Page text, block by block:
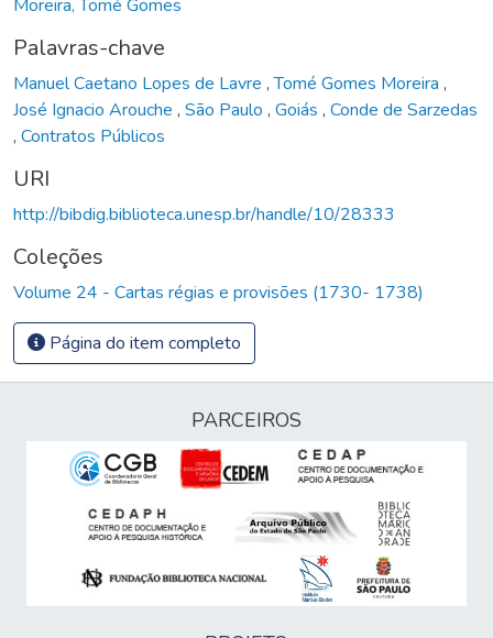
Moreira, Tomé Gomes
Palavras-chave
Manuel Caetano Lopes de Lavre ,Tomé Gomes Moreira ,
José Ignacio Arouche , São Paulo , Goiás , Conde de Sarzedas
, Contratos Públicos
URI
http://bibdig.biblioteca.unesp.br/handle/10/28333
Coleções
Volume 24 - Cartas régias e provisões (1730- 1738)
Página do item completo
PARCEIROS